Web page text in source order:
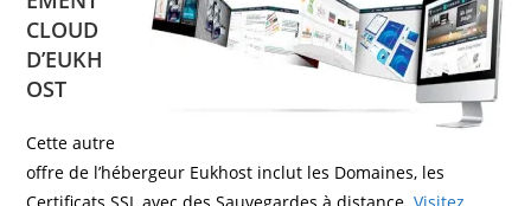
CLOUD
D’EUKH
OST
Cette autre
offre de l’hébergeur Eukhost inclut les Domaines, les